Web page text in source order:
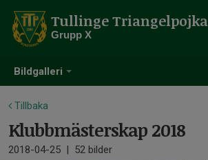
Bildgalleri
Tullinge
Grupp X
Tillbaka
Klubbmästerskap 2018
2018-04-25 | 52 bilder